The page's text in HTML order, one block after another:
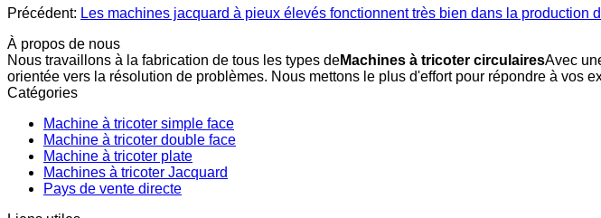
Précédent: Les machines jacquard à pieux élevés fonctionnent très bien dans la production
À propos de nous
Nous travaillons à la fabrication de tous les types deMachines à tricoter circulairesAvec
orientée vers la résolution de problèmes. Nous mettons le plus d'effort pour répondre à vos
Catégories
Machine à tricoter simple face
Machine à tricoter double face
Machine à tricoter plate
Machines à tricoter Jacquard
Pays de vente directe